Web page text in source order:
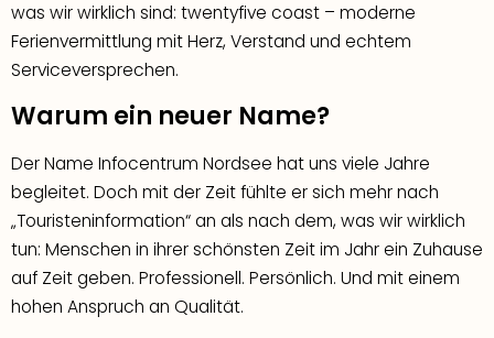
was wir wirklich sind: twentyfive coast – moderne
Ferienvermittlung mit Herz, Verstand und echtem
Serviceversprechen.
Warum ein neuer Name?
Der Name Infocentrum Nordsee hat uns viele Jahre
begleitet. Doch mit der Zeit fühlte er sich mehr nach
„Touristeninformation“ an als nach dem, was wir wirklich
tun: Menschen in ihrer schönsten Zeit im Jahr ein Zuhause
auf Zeit geben. Professionell. Persönlich. Und mit einem
hohen Anspruch an Qualität.